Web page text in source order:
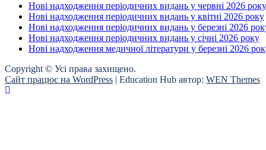
Нові надходження періодичних видань у червні 2026 року
Нові надходження періодичних видань у квітні 2026 року
Нові надходження періодичних видань у березні 2026
Нові надходження періодичних видань у січні 2026 року
Нові надходження медичної літератури у березні 2026
Copyright © Усі права захищено.
Сайт працює на WordPress | Education Hub автор: WEN Themes